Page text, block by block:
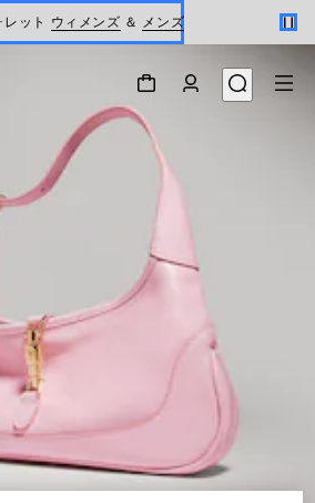
レット ウィメンズ ＆ メンズ
ン限定 〔GGマーモント〕